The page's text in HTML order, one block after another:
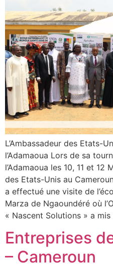
L’Ambassadeur des Etats-
l’Adamaoua Lors de sa
l’Adamaoua les 10, 11 et 12
des Etats-Unis au
a effectué une visite de
Marza de Ngaoundéré où
« Nascent Solutions » a
Entreprises
– Cameroun